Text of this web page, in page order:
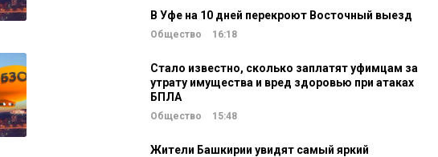
В Уфе на 10 дней перекроют Восточный выезд
Общество 16:18
Стало известно, сколько заплатят уфимцам за
утрату имущества и вред здоровью при атаках
БПЛА
Общество 15:48
Жители Башкирии увидят самый яркий